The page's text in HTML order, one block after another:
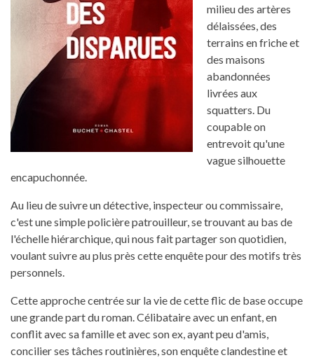
milieu des artères
délaissées, des
terrains en friche et
des maisons
abandonnées
livrées aux
squatters. Du
coupable on
entrevoit qu'une
vague silhouette
encapuchonnée.
Au lieu de suivre un détective, inspecteur ou commissaire,
c'est une simple policière patrouilleur, se trouvant au bas de
l'échelle hiérarchique, qui nous fait partager son quotidien,
voulant suivre au plus près cette enquête pour des motifs très
personnels.
Cette approche centrée sur la vie de cette flic de base occupe
une grande part du roman. Célibataire avec un enfant, en
conflit avec sa famille et avec son ex, ayant peu d'amis,
concilier ses tâches routinières, son enquête clandestine et